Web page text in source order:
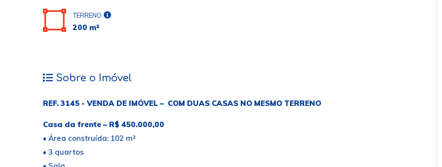
TERRENO
200 m²
Sobre o Imóvel
REF. 3145 - VENDA DE IMÓVEL – COM DUAS CASAS NO MESMO TERRENO
Casa da frente – R$ 450.000,00
• Área construída: 102 m²
• 3 quartos